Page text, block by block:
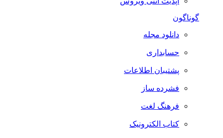
گوناگون
دانلود مجله
حسابداری
پشتیبان اطلاعات
فشرده ساز
فرهنگ لغت
کتاب الکترونیک